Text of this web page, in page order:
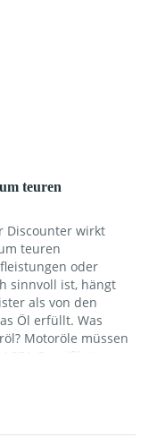
teuren
Discounter wirkt
teuren
oder
sinnvoll ist, hängt
als von den
Öl erfüllt. Was
Motoröle müssen
oder MB 229.5)
schmieren und vor